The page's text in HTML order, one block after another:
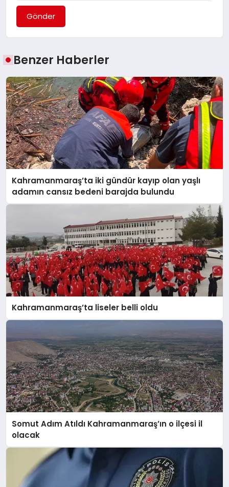
Gönder
Benzer Haberler
Kahramanmaraş’ta iki gündür kayıp olan yaşlı
adamın cansız bedeni barajda bulundu
Kahramanmaraş’ta liseler belli oldu
Somut Adım Atıldı Kahramanmaraş’ın o ilçesi il
olacak